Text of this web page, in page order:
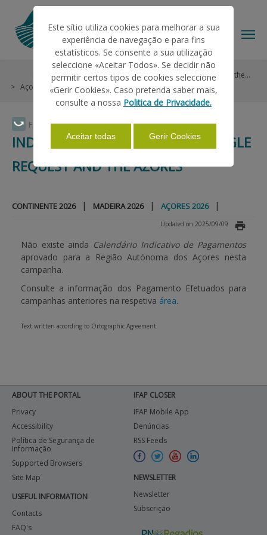
Faça Swipe para ver o menu
HELP/SUPPORT
INFORMATIONS
STATISTICS
PAYMENTS
BENEFICIARY SUPPORT
Payments
Indicative Calendar of the Single Request and the Azores
Açores 2026
INDICATIVE CALENDAR OF THE SINGLE
REQUEST AND THE AZORES
CONTINENTE 2026 | MADEIRA 2026 | AÇORES 2026 |
Updated on 2025/09/09
Não existe ainda Calendário Indicativo de Pagamentos
aprovado para a Região Autónoma dos Açores nesta
campanha.
Consulte a informação dos Pagamento Efetuados para
campanhas anteriores na respetiva área.
Text written according to Ortographic Agreement.
ABOUT THE PORTAL
Privacy
Accessibility
Política de Segurança de
Informação
Supported Browsers
Site Map
USEFUL INFORMATION
Contacts
FAQ's
IFAP CLOSER
IFAP Mobile App
Denúncias
RSS Feeds
NEWSLETTER
Newsletter
Subscrição
Este sítio utiliza cookies para melhorar a sua
experiência de navegação e para fins
estatísticos. Se consente a sua utilização
seleccione «Aceitar Todos». Se decidir não
permitir certos tipos de cookies seleccione
«Gerir Cookies». Caso pretenda saber mais,
consulte a nossa Politica de Privacidade.
Aceitar todas Gerir Cookies